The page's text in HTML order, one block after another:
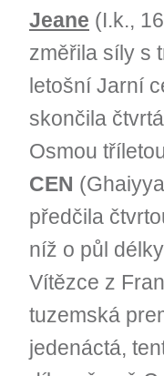
Jeane (I.k.,
změřila síly s
letošní Jarní
skončila
Osmou
CEN
předčila
níž o půl
Vítězce z
tuzemská
jedenáctá,